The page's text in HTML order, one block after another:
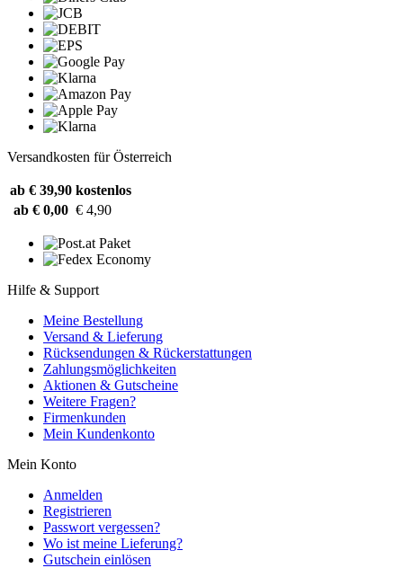
Versandkosten für Österreich
ab € 39,90 kostenlos
ab € 0,00 € 4,90
Hilfe & Support
Meine Bestellung
Versand & Lieferung
Rücksendungen & Rückerstattungen
Zahlungsmöglichkeiten
Aktionen & Gutscheine
Weitere Fragen?
Firmenkunden
Mein Kundenkonto
Mein Konto
Anmelden
Registrieren
Passwort vergessen?
Wo ist meine Lieferung?
Gutschein einlösen